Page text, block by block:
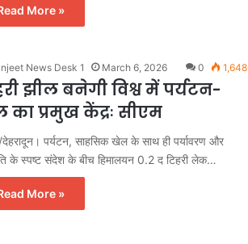
More »
News Desk 1 March 6, 2026 0 1,648
झील बनेगी विश्व में पर्यटन-
प्रमुख केंद्रः सीएम
देहरादून। पर्यटन, साहसिक खेल के साथ ही पर्यावरण और
के स्पष्ट संदेश के बीच हिमालयन 0.2 द टिहरी लेक…
More »